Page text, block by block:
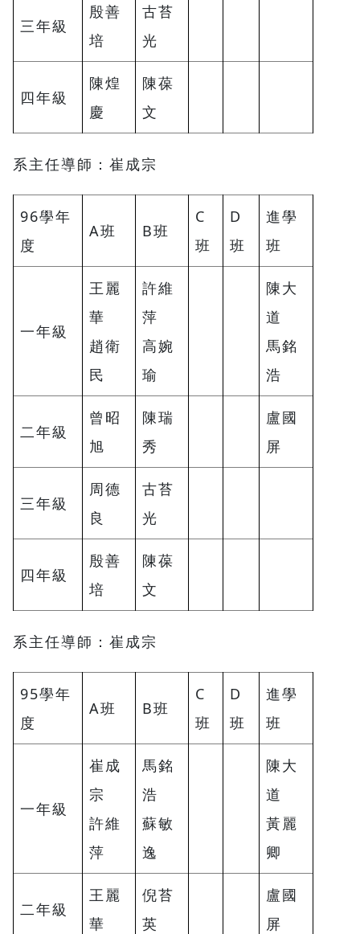
三年級
殷善
培
古苔
光
四年級
陳煌
慶
陳葆
文
系主任導師：崔成宗
96學年
度
A班 B班
C
班
D
班
進學
班
一年級
王麗
華
趙衛
民
許維
萍
高婉
瑜
陳大
道
馬銘
浩
二年級
曾昭
旭
陳瑞
秀
盧國
屏
三年級
周德
良
古苔
光
四年級
殷善
培
陳葆
文
系主任導師：崔成宗
95學年
度
A班 B班
C
班
D
班
進學
班
一年級
崔成
宗
許維
萍
馬銘
浩
蘇敏
逸
陳大
道
黃麗
卿
二年級
王麗
華
倪苔
英
盧國
屏